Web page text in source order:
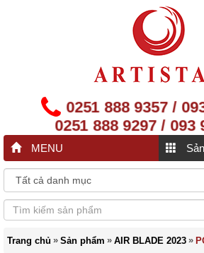
0251 888 9357 /
0251 888 9297 / 093
MENU
Trang chủ » Sản phẩm » AIR BLADE 2023 »